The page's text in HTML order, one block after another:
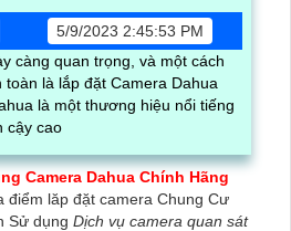
5/9/2023 2:45:53 PM
càng quan trọng, và một cách
là lắp đặt Camera Dahua
cậy cao
Camera Dahua Chính Hãng
điểm lăp đặt camera Chung Cư
Sử dụng Dịch vụ camera quan sát